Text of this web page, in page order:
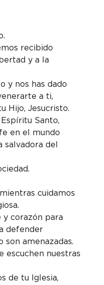
recibido
y a la
y nos has dado
a ti,
Hijo, Jesucristo.
Santo,
en el mundo
salvadora del
cuidamos
corazón para
defender
son amenazadas.
escuchen nuestras
de tu Iglesia,